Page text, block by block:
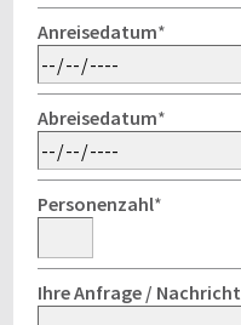
Anreisedatum*
Abreisedatum*
Personenzahl*
Ihre Anfrage / Nachricht